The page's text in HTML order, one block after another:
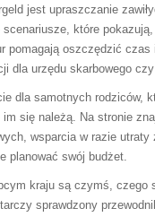
jest upraszczanie
które
pomagają oszczędzić
dla urzędu skarbowego
dla samotnych rodziców,
się należą. Na stronie
wsparcia w razie
planować swój budżet.
kraju są czymś, czego
sprawdzony